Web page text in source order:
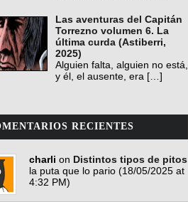
Las aventuras del Capitán
Torrezno volumen 6. La
última curda (Astiberri,
2025)
Alguien falta, alguien no está,
y él, el ausente, era […]
RECIENTES
charli on Distintos tipos de pitos
la puta que lo pario (18/05/2025 at
4:32 PM)